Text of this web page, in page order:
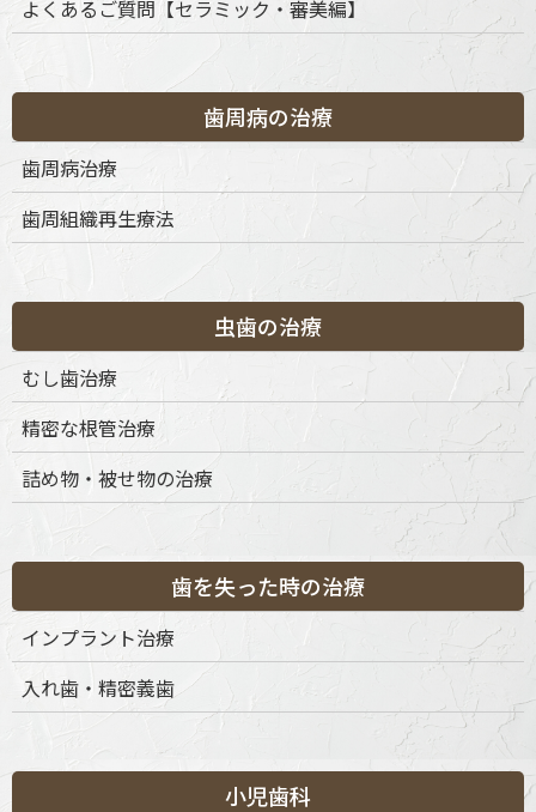
カ
テ
よくあるご質問【セラミック・審美編】
歯周病の治療
歯周病治療
歯周組織再生療法
虫歯の治療
むし歯治療
精密な根管治療
詰め物・被せ物の治療
歯を失った時の治療
インプラント治療
入れ歯・精密義歯
小児歯科